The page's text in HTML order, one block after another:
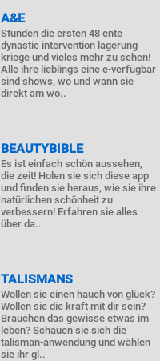
A&E
Stunden die ersten 48 ente
dynastie intervention lagerung
kriege und vieles mehr zu sehen!
Alle ihre lieblings eine e-verfügbar
sind shows, wo und wann sie
direkt am wo..
BEAUTYBIBLE
Es ist einfach schön aussehen,
die zeit! Holen sie sich diese app
und finden sie heraus, wie sie ihre
natürlichen schönheit zu
verbessern! Erfahren sie alles
über da..
TALISMANS
Wollen sie einen hauch von glück?
Wollen sie die kraft mit dir sein?
Brauchen das gewisse etwas im
leben? Schauen sie sich die
talisman-anwendung und wählen
sie ihr gl..